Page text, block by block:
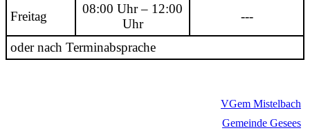
Freitag
08:00 Uhr – 12:00
Uhr
---
oder nach Terminabsprache
VGem Mistelbach
Gemeinde Gesees